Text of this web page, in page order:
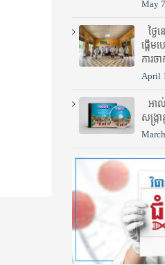
May
ថ្ងៃ
ផ្តើម
ការច
April
អា
សង្ក្រា